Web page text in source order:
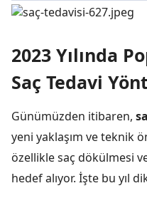
2023 Yılında
Saç Tedavi
Günümüzden itibaren,
yeni yaklaşım ve teknik
özellikle saç dökülmesi
hedef alıyor. İşte bu yıl